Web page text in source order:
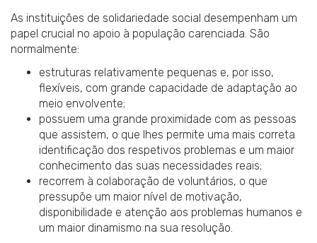
As instituições de solidariedade social desempenham um
papel crucial no apoio à população carenciada. São
normalmente:
estruturas relativamente pequenas e, por isso,
flexíveis, com grande capacidade de adaptação ao
meio envolvente;
possuem uma grande proximidade com as pessoas
que assistem, o que lhes permite uma mais correta
identificação dos respetivos problemas e um maior
conhecimento das suas necessidades reais;
recorrem à colaboração de voluntários, o que
pressupõe um maior nível de motivação,
disponibilidade e atenção aos problemas humanos e
um maior dinamismo na sua resolução.